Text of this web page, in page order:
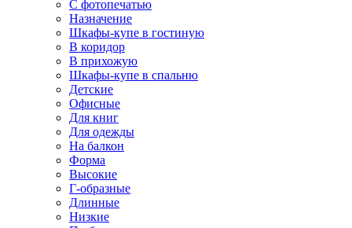
С фотопечатью
Назначение
Шкафы-купе в гостиную
В коридор
В прихожую
Шкафы-купе в спальню
Детские
Офисные
Для книг
Для одежды
На балкон
Форма
Высокие
Г-образные
Длинные
Низкие